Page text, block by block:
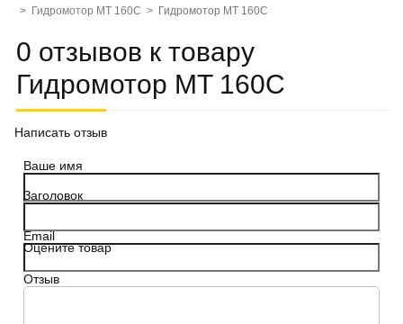
> Гидромотор MT 160C > Гидромотор MT 160C
0 отзывов к товару
Гидромотор MT 160C
Написать отзыв
Ваше имя
Email
Заголовок
Оцените товар
Отзыв